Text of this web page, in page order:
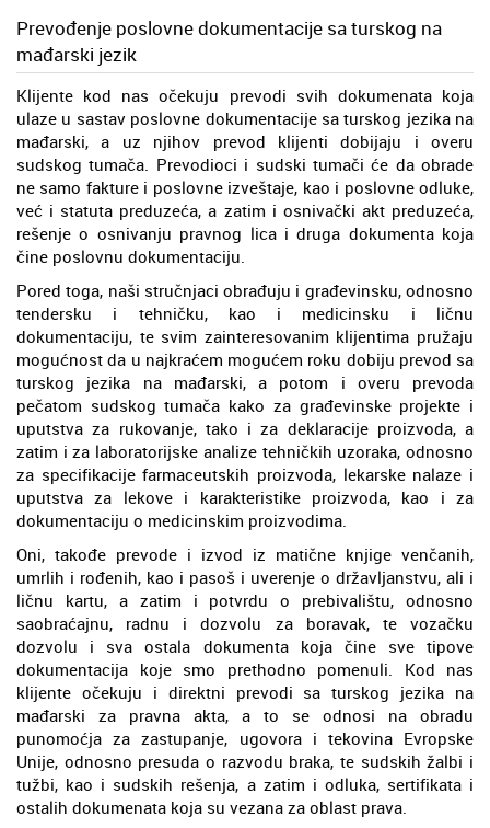
Prevođenje poslovne dokumentacije sa turskog na
mađarski jezik
Klijente kod nas očekuju prevodi svih dokumenata koja
ulaze u sastav poslovne dokumentacije sa turskog jezika na
mađarski, a uz njihov prevod klijenti dobijaju i overu
sudskog tumača. Prevodioci i sudski tumači će da obrade
ne samo fakture i poslovne izveštaje, kao i poslovne odluke,
već i statuta preduzeća, a zatim i osnivački akt preduzeća,
rešenje o osnivanju pravnog lica i druga dokumenta koja
čine poslovnu dokumentaciju.
Pored toga, naši stručnjaci obrađuju i građevinsku, odnosno
tendersku i tehničku, kao i medicinsku i ličnu
dokumentaciju, te svim zainteresovanim klijentima pružaju
mogućnost da u najkraćem mogućem roku dobiju prevod sa
turskog jezika na mađarski, a potom i overu prevoda
pečatom sudskog tumača kako za građevinske projekte i
uputstva za rukovanje, tako i za deklaracije proizvoda, a
zatim i za laboratorijske analize tehničkih uzoraka, odnosno
za specifikacije farmaceutskih proizvoda, lekarske nalaze i
uputstva za lekove i karakteristike proizvoda, kao i za
dokumentaciju o medicinskim proizvodima.
Oni, takođe prevode i izvod iz matične knjige venčanih,
umrlih i rođenih, kao i pasoš i uverenje o državljanstvu, ali i
ličnu kartu, a zatim i potvrdu o prebivalištu, odnosno
saobraćajnu, radnu i dozvolu za boravak, te vozačku
dozvolu i sva ostala dokumenta koja čine sve tipove
dokumentacija koje smo prethodno pomenuli. Kod nas
klijente očekuju i direktni prevodi sa turskog jezika na
mađarski za pravna akta, a to se odnosi na obradu
punomoćja za zastupanje, ugovora i tekovina Evropske
Unije, odnosno presuda o razvodu braka, te sudskih žalbi i
tužbi, kao i sudskih rešenja, a zatim i odluka, sertifikata i
ostalih dokumenata koja su vezana za oblast prava.